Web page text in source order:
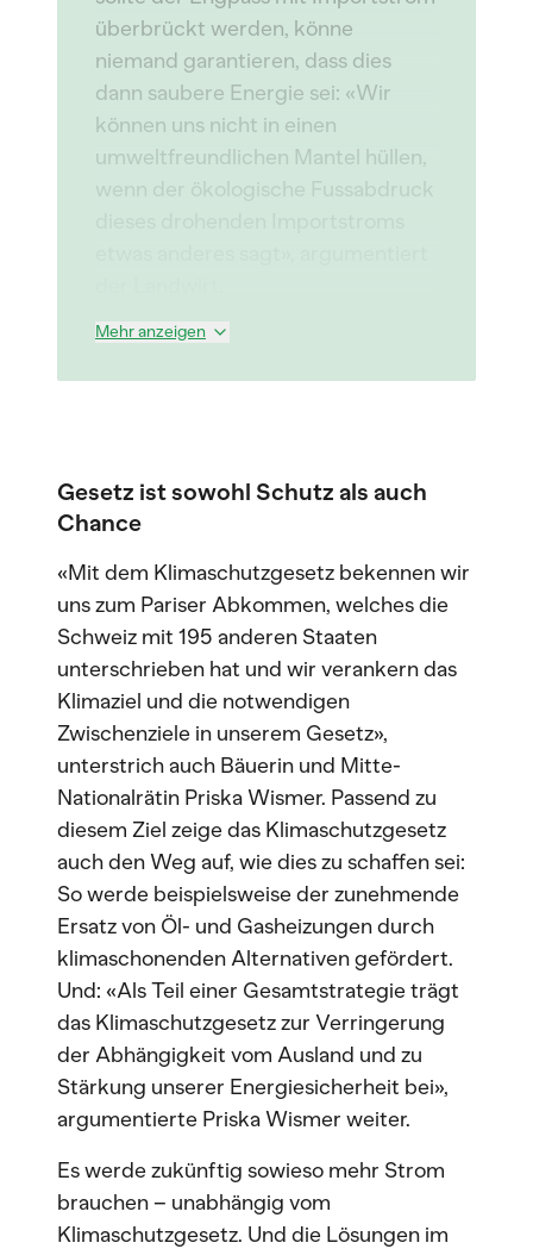
überbrückt werden, könne
niemand garantieren, dass dies
dann saubere Energie sei: «Wir
können uns nicht in einen
umweltfreundlichen Mantel hüllen,
wenn der ökologische Fussabdruck
Mehr anzeigen
Gesetz ist sowohl Schutz als auch
Chance
«Mit dem Klimaschutzgesetz bekennen wir
uns zum Pariser Abkommen, welches die
Schweiz mit 195 anderen Staaten
unterschrieben hat und wir verankern das
Klimaziel und die notwendigen
Zwischenziele in unserem Gesetz»,
unterstrich auch Bäuerin und Mitte-
Nationalrätin Priska Wismer. Passend zu
diesem Ziel zeige das Klimaschutzgesetz
auch den Weg auf, wie dies zu schaffen sei:
So werde beispielsweise der zunehmende
Ersatz von Öl- und Gasheizungen durch
klimaschonenden Alternativen gefördert.
Und: «Als Teil einer Gesamtstrategie trägt
das Klimaschutzgesetz zur Verringerung
der Abhängigkeit vom Ausland und zu
Stärkung unserer Energiesicherheit bei»,
argumentierte Priska Wismer weiter.
Es werde zukünftig sowieso mehr Strom
brauchen – unabhängig vom
Klimaschutzgesetz. Und die Lösungen im